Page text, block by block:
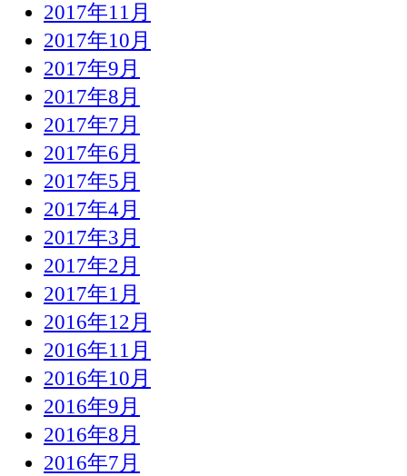
2017年11月
2017年10月
2017年9月
2017年8月
2017年7月
2017年6月
2017年5月
2017年4月
2017年3月
2017年2月
2017年1月
2016年12月
2016年11月
2016年10月
2016年9月
2016年8月
2016年7月